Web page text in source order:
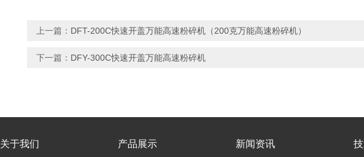
上一篇： DFT-200C快速开盖万能高速粉碎机（200克万能高速粉碎机）
下一篇： DFY-300C快速开盖万能高速粉碎机
关于我们 产品展示 新闻资讯